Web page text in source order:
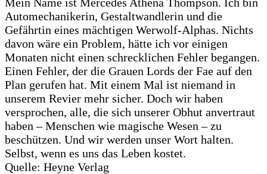
Automechanikerin, Gestaltwandlerin und die
Gefährtin eines mächtigen Werwolf-Alphas. Nichts
davon wäre ein Problem, hätte ich vor einigen
Monaten nicht einen schrecklichen Fehler begangen.
Einen Fehler, der die Grauen Lords der Fae auf den
Plan gerufen hat. Mit einem Mal ist niemand in
unserem Revier mehr sicher. Doch wir haben
versprochen, alle, die sich unserer Obhut anvertraut
haben – Menschen wie magische Wesen – zu
beschützen. Und wir werden unser Wort halten.
Selbst, wenn es uns das Leben kostet.
Quelle: Heyne Verlag